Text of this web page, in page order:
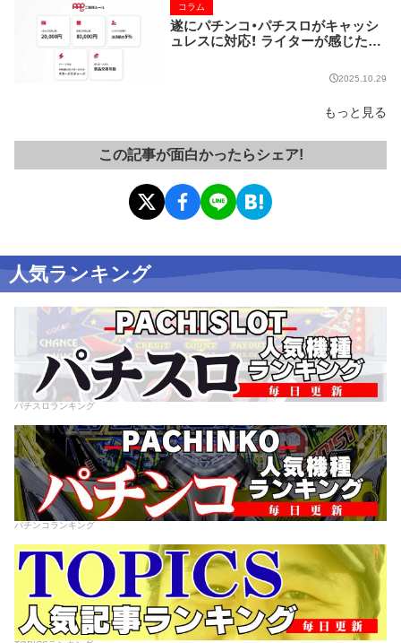
遂にパチンコ・パチスロがキャッシ
ュレスに対応！ ライターが感じた課
コラム
2025.10.29
もっと見る
この記事が面白かったらシェア!
人気ランキング
パチスロランキング
パチンコランキング